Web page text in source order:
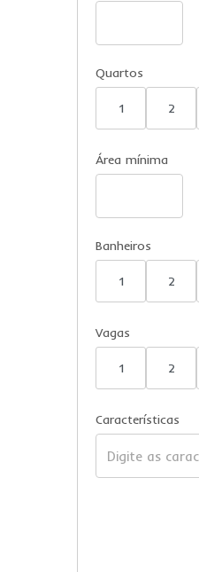
Quartos
1 2
Área mínima
Banheiros
1 2
Vagas
1 2
Características